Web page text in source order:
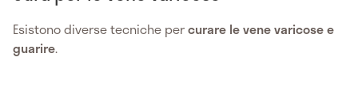
Esistono diverse tecniche percurare le vene varicose e
guarire.